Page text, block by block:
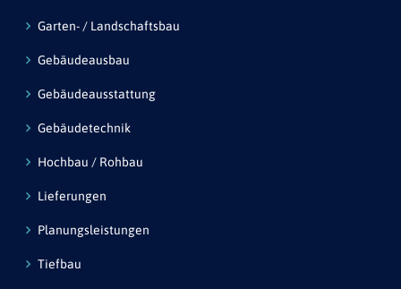
Garten- / Landschaftsbau
Gebäudeausbau
Gebäudeausstattung
Gebäudetechnik
Hochbau / Rohbau
Lieferungen
Planungsleistungen
Tiefbau